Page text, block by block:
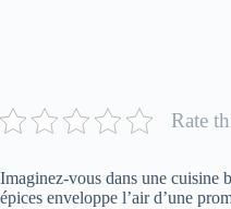
Rate
Imaginez-vous dans une cuisine
épices enveloppe l’air d’une